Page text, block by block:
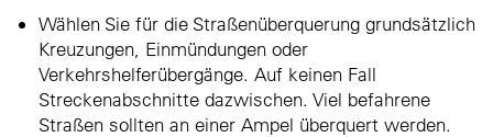
Wählen Sie für die Straßenüberquerung grundsätzlich
Kreuzungen, Einmündungen oder
Verkehrshelferübergänge. Auf keinen Fall
Streckenabschnitte dazwischen. Viel befahrene
Straßen sollten an einer Ampel überquert werden.